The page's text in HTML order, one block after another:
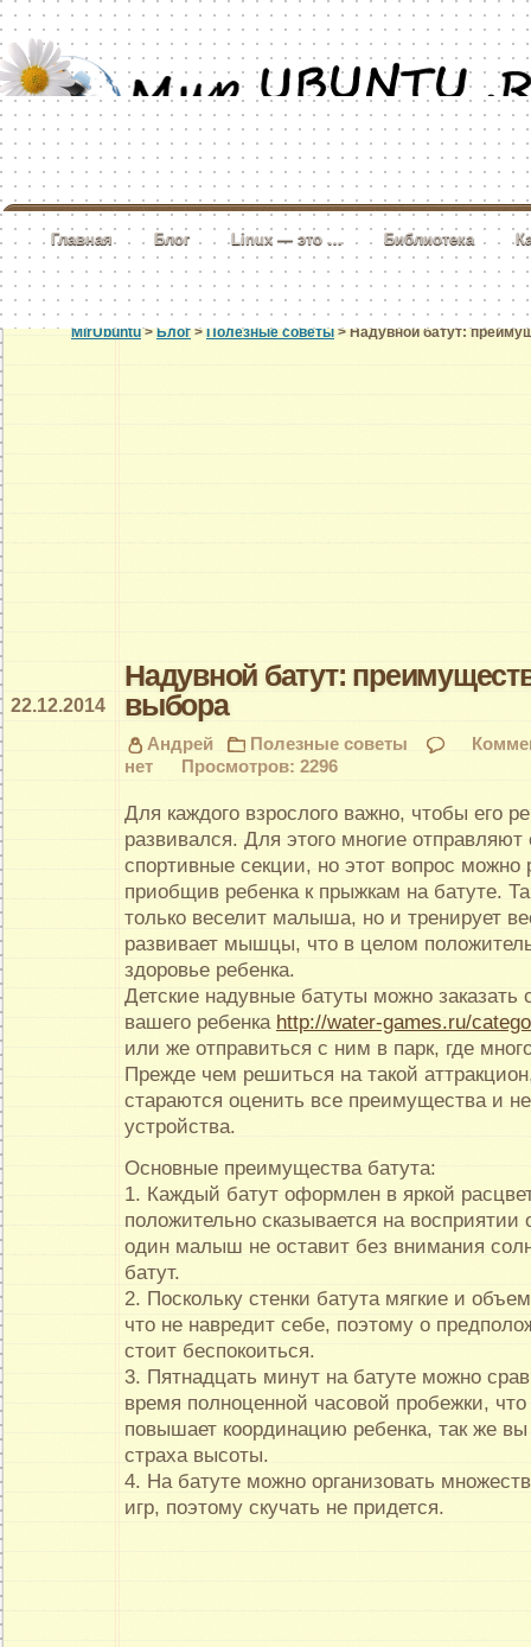
Главная Блог Linux — это … Библиотека
MirUbuntu>Блог>Полезные советы> Надувной батут:
Надувной батут:
выбора
22.12.2014
Андрей
Полезные советы
нет
Просмотров: 2296
Для каждого взрослого важно, чтобы его
развивался. Для этого многие отправляют
спортивные секции, но этот вопрос можно
приобщив ребенка к прыжкам на батуте.
только веселит малыша, но и тренирует
развивает мышцы, что в целом
здоровье ребенка.
Детские надувные батуты можно заказать
вашего ребенка http://water-games.ru/
или же отправиться с ним в парк, где
Прежде чем решиться на такой
стараются оценить все преимущества и
устройства.
Основные преимущества батута:
1. Каждый батут оформлен в яркой
положительно сказывается на
один малыш не оставит без внимания
батут.
2. Поскольку стенки батута мягкие и
что не навредит себе, поэтому о
стоит беспокоиться.
3. Пятнадцать минут на батуте можно
время полноценной часовой пробежки, что
повышает координацию ребенка, так же вы
страха высоты.
4. На батуте можно организовать
игр, поэтому скучать не придется.